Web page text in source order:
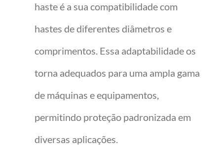
haste é a sua compatibilidade com
hastes de diferentes diâmetros e
comprimentos. Essa adaptabilidade os
torna adequados para uma ampla gama
de máquinas e equipamentos,
permitindo proteção padronizada em
diversas aplicações.